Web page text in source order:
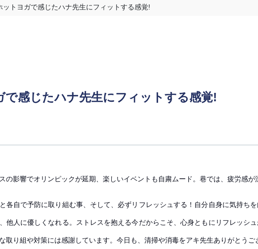
ットヨガで感じたハナ先生にフィットする感覚!
で感じたハナ先生にフィットする感覚!
の影響でオリンピックが延期、楽しいイベントも自粛ムード。巷では、疲労感が
各自で予防に取り組む事、そして、必ずリフレッシュする！自分自身に気持ち
他人に優しくなれる。ストレスを抱える今だからこそ、心身ともにリフレッシ
取り組や対策には感謝しています。今日も、清掃や消毒をアキ先生ありがとうご